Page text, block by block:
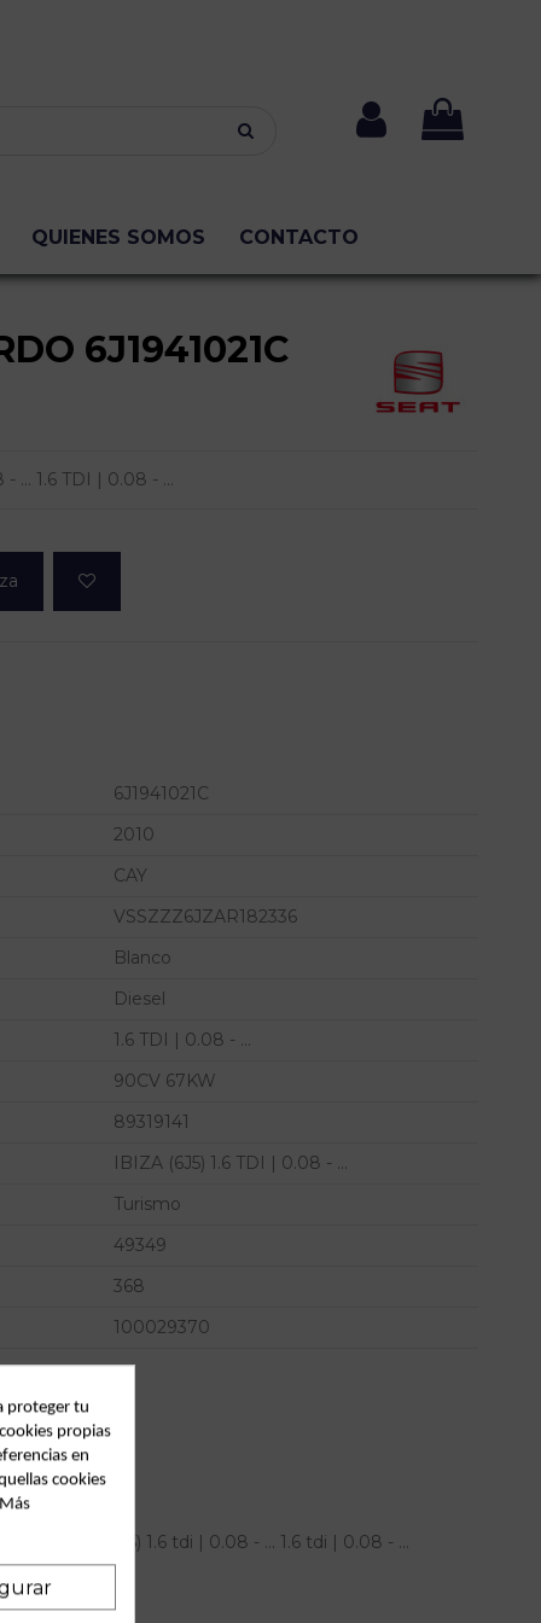
QUIENES SOMOS CONTACTO
6J1941021C
... 1.6 TDI | 0.08 - ...
6J1941021C
2010
CAY
VSSZZZ6JZAR182336
Blanco
Diesel
1.6 TDI | 0.08 - ...
90CV 67KW
89319141
IBIZA (6J5) 1.6 TDI | 0.08 - ...
Turismo
49349
368
100029370
seat ibiza (6j5) 1.6 tdi | 0.08 - ... 1.6 tdi | 0.08 - ...
89319141
proteger tu
propias
en
cookies